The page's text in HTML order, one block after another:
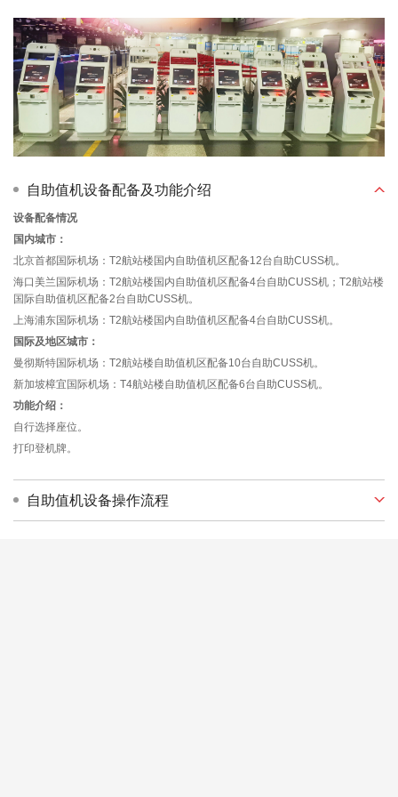
自助值机设备配备及功能介绍
设备配备情况
国内城市：
北京首都国际机场：T2航站楼国内自助值机区配备12台自助CUSS机。
海口美兰国际机场：T2航站楼国内自助值机区配备4台自助CUSS机；T2航站楼
国际自助值机区配备2台自助CUSS机。
上海浦东国际机场：T2航站楼国内自助值机区配备4台自助CUSS机。
国际及地区城市：
曼彻斯特国际机场：T2航站楼自助值机区配备10台自助CUSS机。
新加坡樟宜国际机场：T4航站楼自助值机区配备6台自助CUSS机。
功能介绍：
自行选择座位。
打印登机牌。
自助值机设备操作流程